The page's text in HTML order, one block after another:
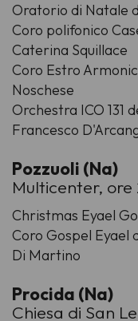
Oratorio di Natale
Coro polifonico
Caterina Squillace
Coro Estro
Noschese
Orchestra ICO 131
Francesco
Pozzuoli (Na)
Multicenter,
Christmas Eyael
Coro Gospel Eyael
Di Martino
Procida (Na)
Chiesa di San